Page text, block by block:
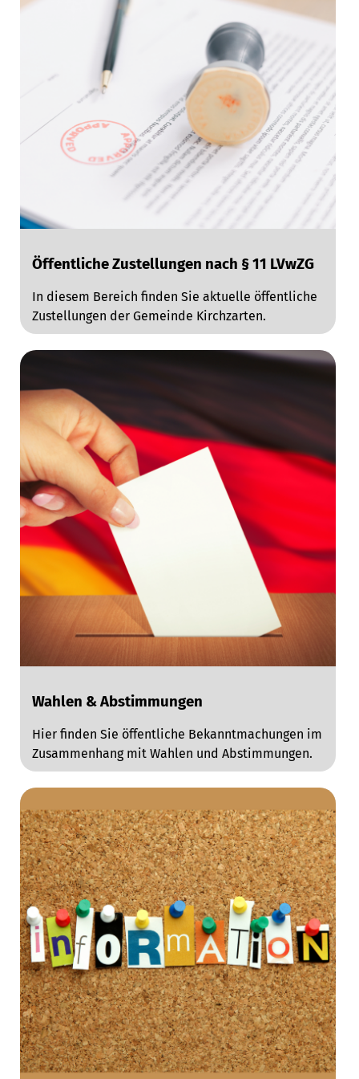
Öffentliche Zustellungen nach § 11 LVwZG
In diesem Bereich finden Sie aktuelle öffentliche
Zustellungen der Gemeinde Kirchzarten.
Wahlen & Abstimmungen
Hier finden Sie öffentliche Bekanntmachungen im
Zusammenhang mit Wahlen und Abstimmungen.